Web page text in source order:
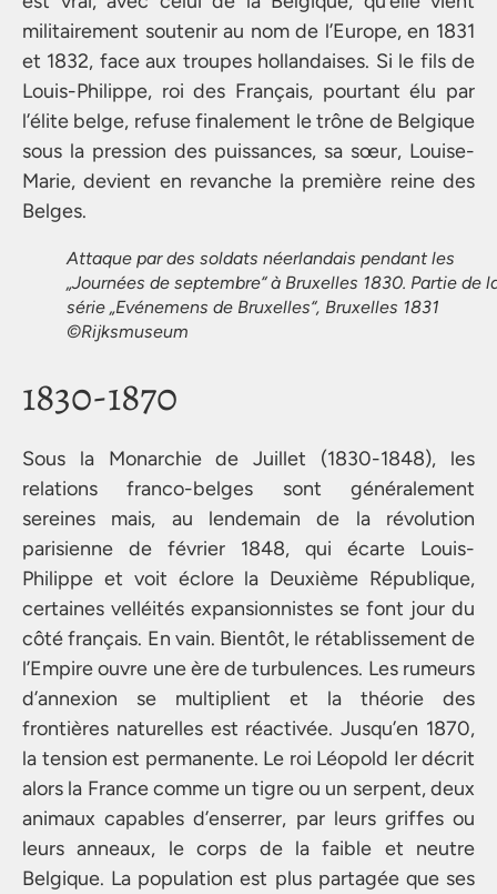
militairement soutenir au nom de l’Europe, en 1831
et 1832, face aux troupes hollandaises. Si le fils de
Louis-Philippe, roi des Français, pourtant élu par
l’élite belge, refuse finalement le trône de Belgique
sous la pression des puissances, sa sœur, Louise-
Marie, devient en revanche la première reine des
Belges.
Attaque par des soldats néerlandais pendant les
„Journées de septembre“ à Bruxelles 1830. Partie de
série „Evénemens de Bruxelles“, Bruxelles 1831
©Rijksmuseum
1830-1870
Sous la Monarchie de Juillet (1830-1848), les
relations franco-belges sont généralement
sereines mais, au lendemain de la révolution
parisienne de février 1848, qui écarte Louis-
Philippe et voit éclore la Deuxième République,
certaines velléités expansionnistes se font jour du
côté français. En vain. Bientôt, le rétablissement de
l’Empire ouvre une ère de turbulences. Les rumeurs
d’annexion se multiplient et la théorie des
frontières naturelles est réactivée. Jusqu’en 1870,
la tension est permanente. Le roi Léopold Ier décrit
alors la France comme un tigre ou un serpent, deux
animaux capables d’enserrer, par leurs griffes ou
leurs anneaux, le corps de la faible et neutre
Belgique. La population est plus partagée que ses